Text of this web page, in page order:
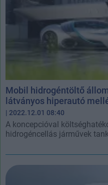
Mobil hidrogéntöltő
látványos hiperautó
| 2022.12.01 08:40
A koncepcióval
hidrogéncellás járművek